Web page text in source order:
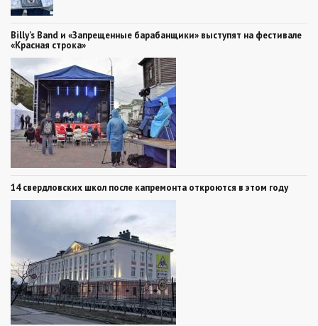
Billy’s Band и «Запрещенные барабанщики» выступят на фестивале
«Красная строка»
14 свердловских школ после капремонта откроются в этом году